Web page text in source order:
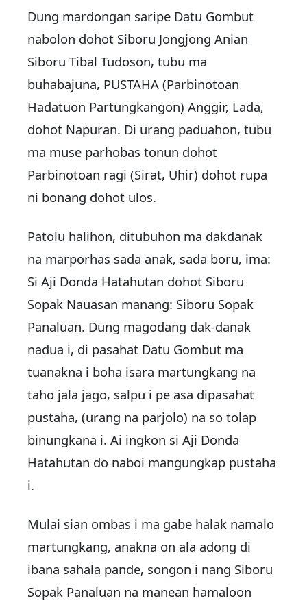
Dung mardongan saripe Datu Gombut
nabolon dohot Siboru Jongjong Anian
Siboru Tibal Tudoson, tubu ma
buhabajuna, PUSTAHA (Parbinotoan
Hadatuon Partungkangon) Anggir, Lada,
dohot Napuran. Di urang paduahon, tubu
ma muse parhobas tonun dohot
Parbinotoan ragi (Sirat, Uhir) dohot rupa
ni bonang dohot ulos.
Patolu halihon, ditubuhon ma dakdanak
na marporhas sada anak, sada boru, ima:
Si Aji Donda Hatahutan dohot Siboru
Sopak Nauasan manang: Siboru Sopak
Panaluan. Dung magodang dak-danak
nadua i, di pasahat Datu Gombut ma
tuanakna i boha isara martungkang na
taho jala jago, salpu i pe asa dipasahat
pustaha, (urang na parjolo) na so tolap
binungkana i. Ai ingkon si Aji Donda
Hatahutan do naboi mangungkap pustaha
i.
Mulai sian ombas i ma gabe halak namalo
martungkang, anakna on ala adong di
ibana sahala pande, songon i nang Siboru
Sopak Panaluan na manean hamaloon